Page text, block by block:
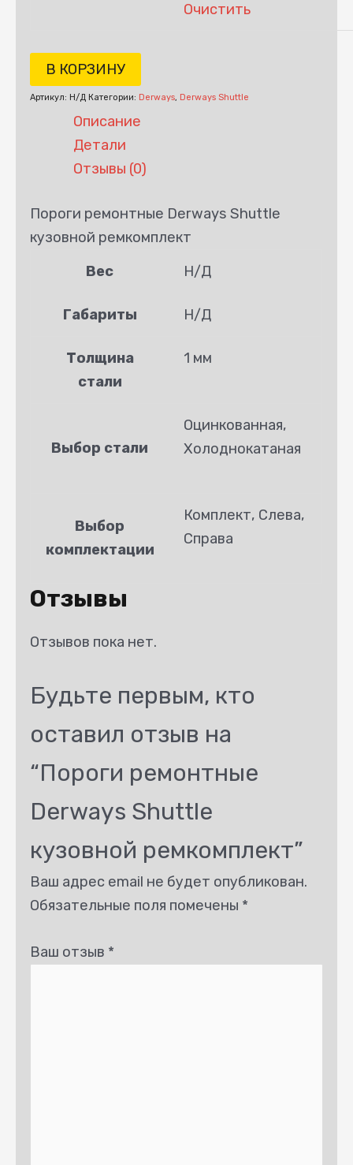
Очистить
В КОРЗИНУ
Артикул: Н/Д Категории: Derways, Derways Shuttle
Описание
Детали
Отзывы (0)
Пороги ремонтные Derways Shuttle
кузовной ремкомплект
Вес
Н/Д
Габариты Н/Д
Толщина
стали
1 мм
Выбор стали
Оцинкованная,
Холоднокатаная
Выбор
комплектации
Комплект, Слева,
Справа
Отзывы
Отзывов пока нет.
Будьте первым, кто
оставил отзыв на
“Пороги ремонтные
Derways Shuttle
кузовной ремкомплект”
Ваш адрес email не будет опубликован.
Обязательные поля помечены *
Ваш отзыв *